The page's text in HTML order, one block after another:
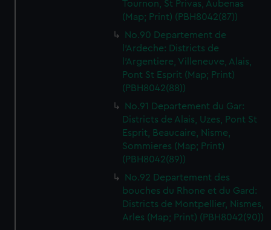
Tournon, St Privas, Aubenas
(Map; Print) (PBH8042(87))
No.90 Departement de
l'Ardeche: Districts de
l'Argentiere, Villeneuve, Alais,
Pont St Esprit (Map; Print)
(PBH8042(88))
No.91 Departement du Gar:
Districts de Alais, Uzes, Pont St
Esprit, Beaucaire, Nisme,
Sommieres (Map; Print)
(PBH8042(89))
No.92 Departement des
bouches du Rhone et du Gard:
Districts de Montpellier, Nismes,
Arles (Map; Print) (PBH8042(90))